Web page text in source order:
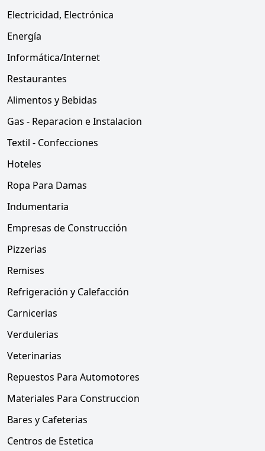
Electricidad, Electrónica
Energía
Informática/Internet
Restaurantes
Alimentos y Bebidas
Gas - Reparacion e Instalacion
Textil - Confecciones
Hoteles
Ropa Para Damas
Indumentaria
Empresas de Construcción
Pizzerias
Remises
Refrigeración y Calefacción
Carnicerias
Verdulerias
Veterinarias
Repuestos Para Automotores
Materiales Para Construccion
Bares y Cafeterias
Centros de Estetica